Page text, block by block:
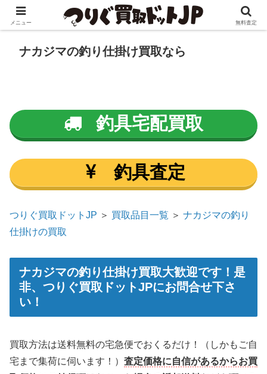
ナカジマの釣り仕掛け買取なら
釣具宅配買取
釣具査定
つりぐ買取ドットJP ＞ 買取品目一覧 ＞ ナカジマの釣り
仕掛けの買取
ナカジマの釣り仕掛け買取大歓迎です！是
非、つりぐ買取ドットJPにお問合せ下さ
い！
買取方法は送料無料の宅急便でおくるだけ！（しかもご自
宅まで集荷に伺います！） 査定価格に自信があるからお買
メニュー 無料査定